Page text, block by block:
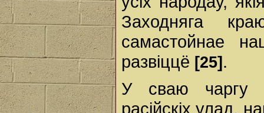
Заходняга
самастойнае
развіццё [25] .
У сваю чаргу
расійскіх улад,